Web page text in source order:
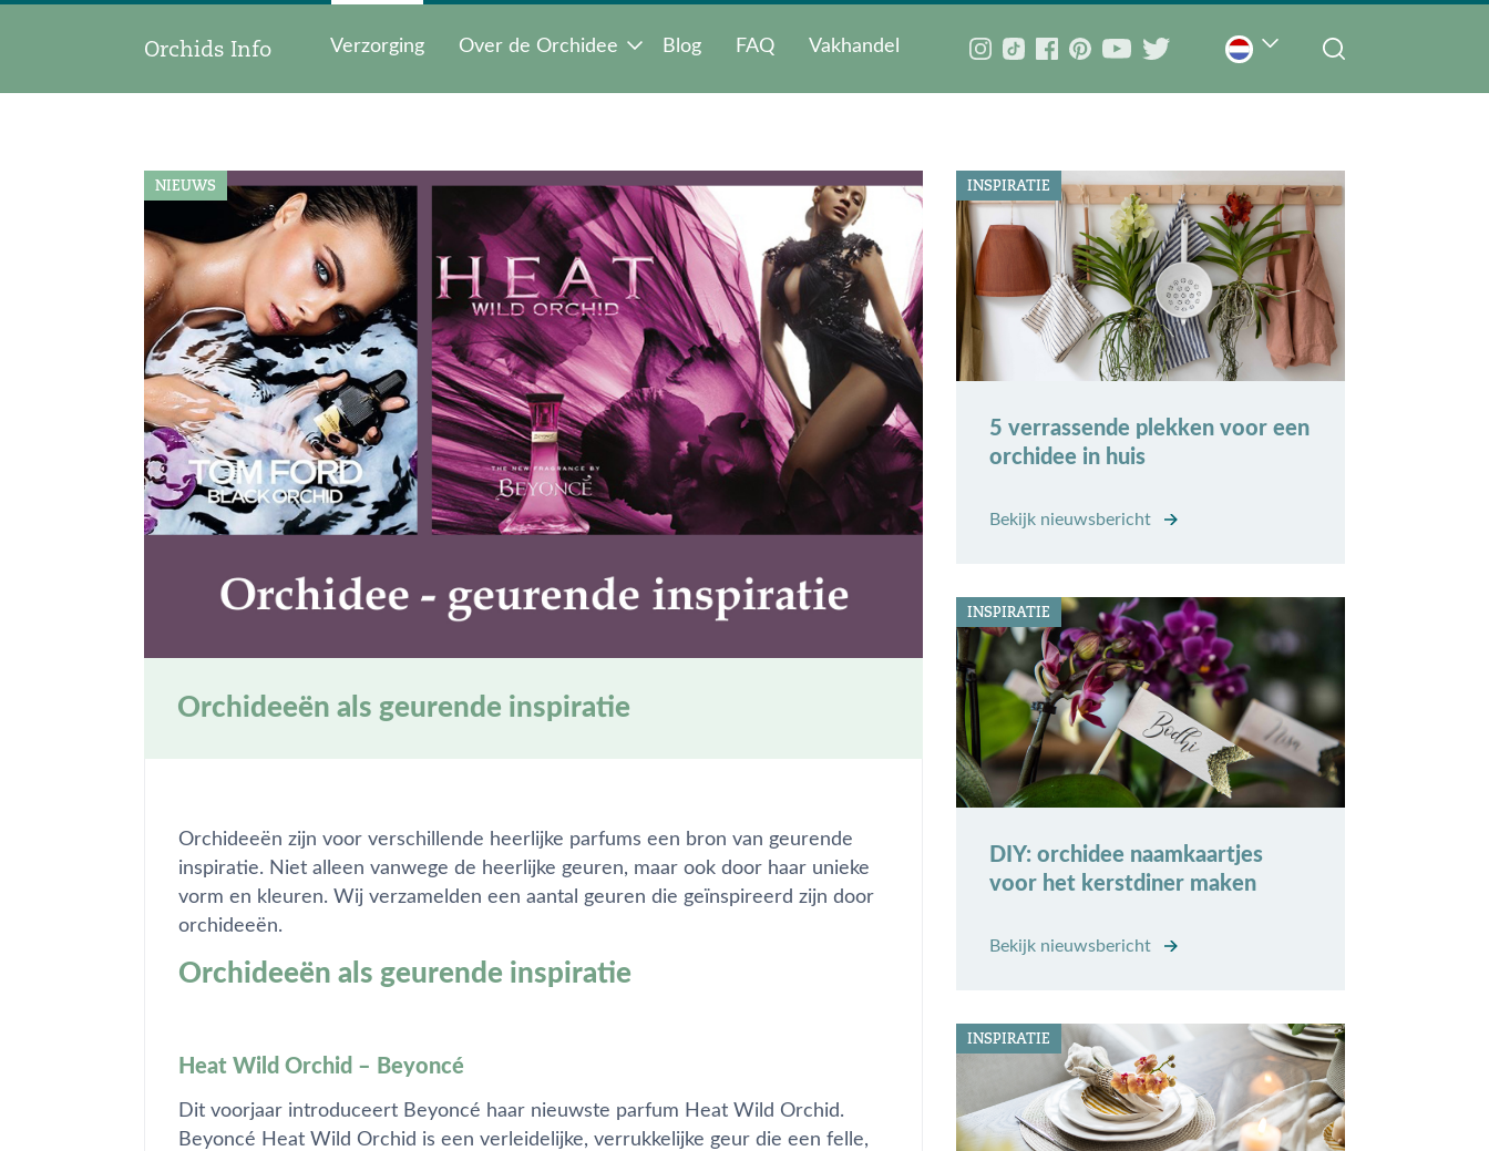
Orchids Info Verzorging Over de Orchidee Blog FAQ Vakhandel
NIEUWS
Orchideeën als geurende inspiratie
Orchideeën zijn voor verschillende heerlijke parfums een bron van geurende
inspiratie. Niet alleen vanwege de heerlijke geuren, maar ook door haar unieke
vorm en kleuren. Wij verzamelden een aantal geuren die geïnspireerd zijn door
orchideeën.
Orchideeën als geurende inspiratie
Heat Wild Orchid – Beyoncé
Dit voorjaar introduceert Beyoncé haar nieuwste parfum Heat Wild Orchid.
Beyoncé Heat Wild Orchid is een verleidelijke, verrukkelijke geur die een felle,
INSPIRATIE
5 verrassende plekken voor een
orchidee in huis
Bekijk nieuwsbericht
INSPIRATIE
DIY: orchidee naamkaartjes
voor het kerstdiner maken
Bekijk nieuwsbericht
INSPIRATIE